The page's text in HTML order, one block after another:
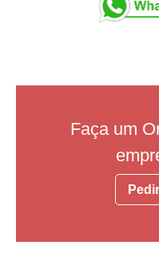
Faça um